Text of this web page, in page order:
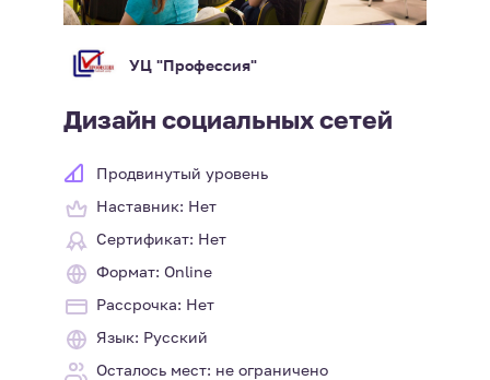
УЦ "Профессия"
Дизайн социальных сетей
Продвинутый уровень
Наставник: Нет
Сертификат: Нет
Формат: Online
Рассрочка: Нет
Язык: Русский
Осталось мест: не ограничено